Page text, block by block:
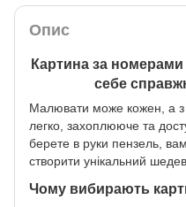
Опис
Картина за номерами
себе
Малювати може кожен, а
легко, захоплююче та
берете в руки пензель,
створити унікальний
Чому вибирають